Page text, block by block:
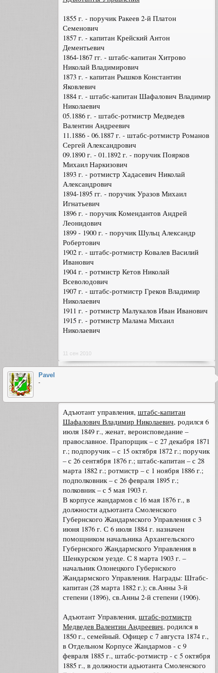
1855 г. - поручик Ракеев 2-й Платон
Семенович
1857 г. - капитан Крейский Антон
Дементьевич
1864-1867 гг. - штабс-капитан Хитрово
Николай Владимирович
1873 г. - капитан Рышков Константин
Яковлевич
1884 г. - штабс-капитан Шафалович Владимир
Николаевич
05.1886 г. - штабс-ротмистр Медведев
Валентин Андреевич
11.1886 - 06.1887 г. - штабс-ротмистр Романов
Сергей Александрович
09.1890 г. - 01.1892 г. - поручик Поярков
Михаил Наркизович
1893 г. - ротмистр Хадасевич Николай
Александрович
1894-1895 гг. - поручик Уразов Михаил
Игнатьевич
1896 г. - поручик Комендантов Андрей
Леонидович
1899 - 1900 г. - поручик Шульц Александр
Робертович
1902 г. - штабс-ротмистр Ковалев Василий
Иванович
1904 г. - ротмистр Кетов Николай
Всеволодович
1907 г. - штабс-ротмистр Греков Владимир
Николаевич
1911 г. - ротмистр Малукалов Иван Иванович
1915 г. - ротмистр Малама Михаил
Николаевич
11 сен 2010
Pavel
-
Адъютант управления, штабс-капитан
Шафалович Владимир Николаевич, родился 6
июля 1849 г., женат, вероисповедание –
православное. Прапорщик – с 27 декабря 1871
г.; подпоручик – с 15 октября 1872 г.; поручик
– с 26 сентября 1876 г.; штабс-капитан – с 28
марта 1882 г.; ротмистр – с 1 ноября 1886 г.;
подполковник – с 26 февраля 1895 г.;
полковник – с 5 мая 1903 г.
В корпусе жандармов с 16 мая 1876 г., в
должности адъютанта Смоленского
Губернского Жандармского Управления с 3
июня 1876 г. С 6 июля 1884 г. назначен
помощником начальника Архангельского
Губернского Жандармского Управления в
Шенкурском уезде. С 8 марта 1903 г. –
начальник Олонецкого Губернского
Жандармского Управления. Награды: Штабс-
капитан (28 марта 1882 г.); св.Анны 3-й
степени (1896), св.Анны 2-й степени (1906).
Адъютант Управления, штабс-ротмистр
Медведев Валентин Андреевич, родился в
1850 г., семейный. Офицер с 7 августа 1874 г.,
в Отдельном Корпусе Жандармов - с 9
февраля 1885 г., штабс-ротмистр - с 5 октября
1885 г., в должности адьютанта Смоленского